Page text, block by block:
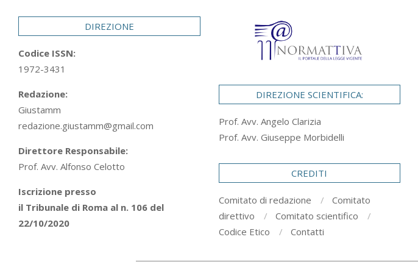
DIREZIONE
Codice ISSN:
1972-3431
Redazione:
Giustamm
redazione.giustamm@gmail.com
Direttore Responsabile:
Prof. Avv. Alfonso Celotto
Iscrizione presso
il Tribunale di Roma al n. 106 del
22/10/2020
DIREZIONE SCIENTIFICA:
Prof. Avv. Angelo Clarizia
Prof. Avv. Giuseppe Morbidelli
CREDITI
Comitato di redazione
Comitato
direttivo
Comitato scientifico
Codice Etico
Contatti